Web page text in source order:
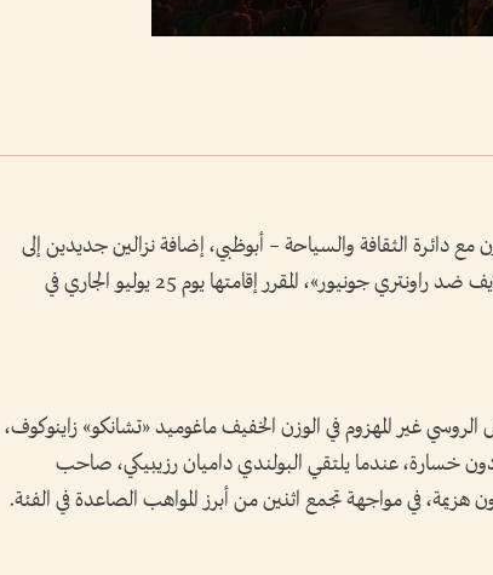
دائرة الثقافة والسياحة – أبوظبي، إضافة نزالين جديدين إلى
بطاقة «يو إف سي فايت نايت: أنكالايف ضد راونتري جونيور»، المقرر إقامتها يوم 25 يوليو الجاري في
غير المهزوم في الوزن الخفيف ماغوميد «تشانكو» زاينوكوف،
من 8 انتصارات دون خسارة، عندما يلتقي البولندي داميان رزيبيكي، صاحب